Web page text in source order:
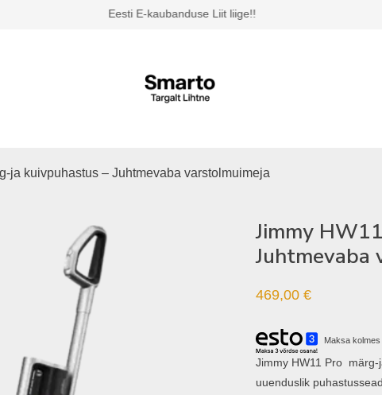
Eesti E-kaubanduse Liit liige!!
ja kuivpuhastus – Juhtmevaba varstolmuimeja
Jimmy
Juhtmevaba
469,00 €
Maksa
Jimmy HW11 Pro
uuenduslik